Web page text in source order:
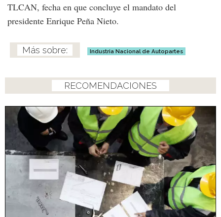
TLCAN, fecha en que concluye el mandato del
presidente Enrique Peña Nieto.
Industria Nacional de Autopartes
RECOMENDACIONES